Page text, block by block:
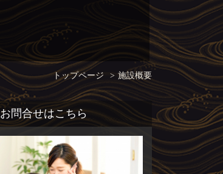
トップページ 施設概要
お問合せはこちら